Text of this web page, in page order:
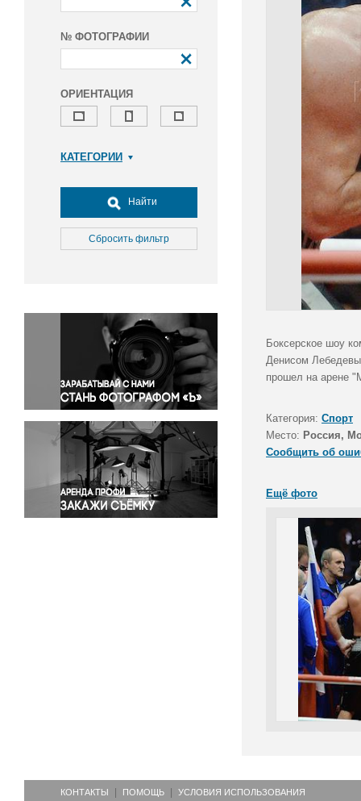
№ ФОТОГРАФИИ
ОРИЕНТАЦИЯ
КАТЕГОРИИ
Досуг, туризм и отдых
Культура
Медицина
Окружающая среда
Политика
Правосудие
Происшествия и конфликты
Религия
Светская жизнь
Спорт
Экология
Экономика и бизнес
Найти
Сбросить фильтр
Боксерское шоу
Денисом
прошел на арене
Категория: Спорт
Место: Россия,
Сообщить об
Ещё фото
КОНТАКТЫ ПОМОЩЬ УСЛОВИЯ ИСПОЛЬЗОВАНИЯ